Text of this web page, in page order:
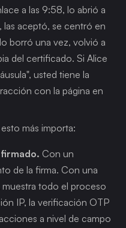
a las 9:58, lo abrió a
las aceptó, se centró en
borró una vez, volvió a
del certificado. Si Alice
usted tiene la
con la página en
más importa:
Con un
de la firma. Con una
todo el proceso
IP, la verificación OTP
a nivel de campo